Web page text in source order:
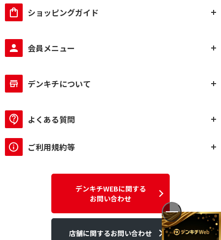
ショッピングガイド
会員メニュー
デンキチについて
よくある質問
ご利用規約等
デンキチWEBに関する
お問い合わせ
店舗に関するお問い合わせ